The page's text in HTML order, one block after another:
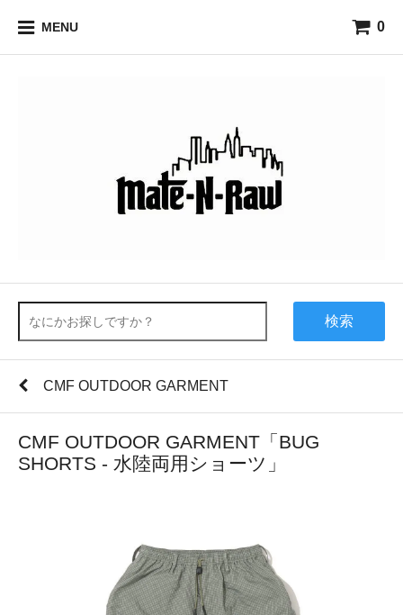
MENU 0
検索
CMF OUTDOOR GARMENT
CMF OUTDOOR GARMENT「BUG
SHORTS - 水陸両用ショーツ」